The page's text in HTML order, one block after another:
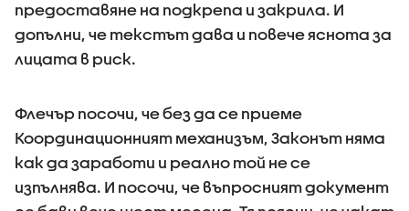
предоставяне на подкрепа и закрила. И
допълни, че текстът дава и повече яснота за
лицата в риск.
Флечър посочи, че без да се приеме
Координационният механизъм, Законът няма
как да заработи и реално той не се
изпълнява. И посочи, че въпросният документ